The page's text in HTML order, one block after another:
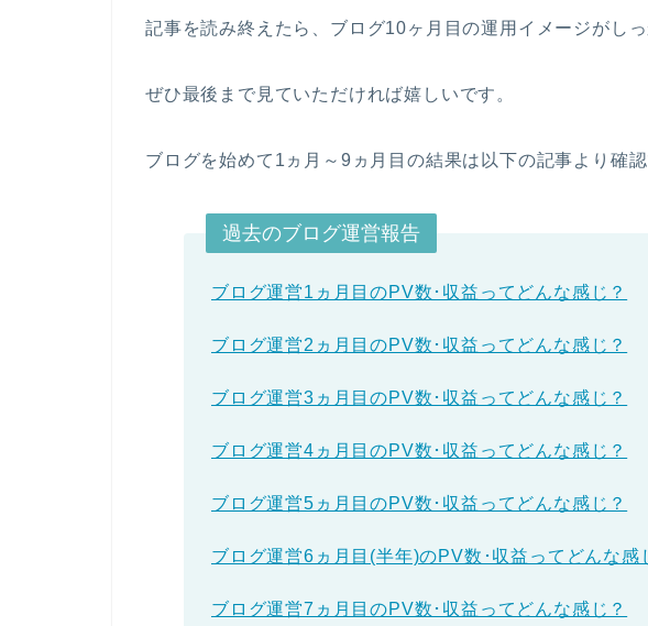
記事を読み終えたら、ブログ10ヶ月目の運用イメージがしっ
ぜひ最後まで見ていただければ嬉しいです。
ブログを始めて1ヵ月～9ヵ月目の結果は以下の記事より確
過去のブログ運営報告
ブログ運営1ヵ月目のPV数･収益ってどんな感じ？
ブログ運営2ヵ月目のPV数･収益ってどんな感じ？
ブログ運営3ヵ月目のPV数･収益ってどんな感じ？
ブログ運営4ヵ月目のPV数･収益ってどんな感じ？
ブログ運営5ヵ月目のPV数･収益ってどんな感じ？
ブログ運営6ヵ月目(半年)のPV数･収益ってどんな感
ブログ運営7ヵ月目のPV数･収益ってどんな感じ？